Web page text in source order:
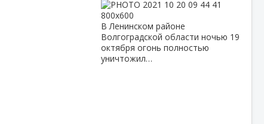
В Ленинском районе
Волгоградской области ночью 19
октября огонь полностью
уничтожил…